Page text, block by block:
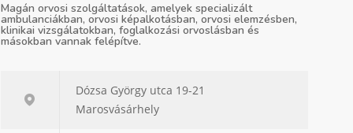
Magán orvosi szolgáltatások, amelyek specializált
ambulanciákban, orvosi képalkotásban, orvosi elemzésben,
klinikai vizsgálatokban, foglalkozási orvoslásban és
másokban vannak felépítve.
Dózsa György utca 19-21
Marosvásárhely